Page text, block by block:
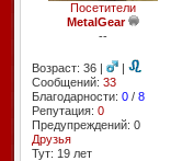
Посетители
MetalGear
--
Возраст: 36 |
|
Сообщений: 33
Благодарности: 0/ 8
Репутация: 0
Предупреждений: 0
Друзья
Тут: 19 лет